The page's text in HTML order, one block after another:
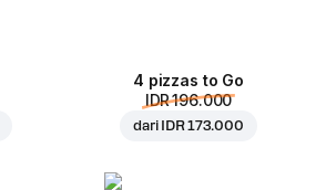
4 pizzas to Go
IDR 196.000
dari IDR 173.000